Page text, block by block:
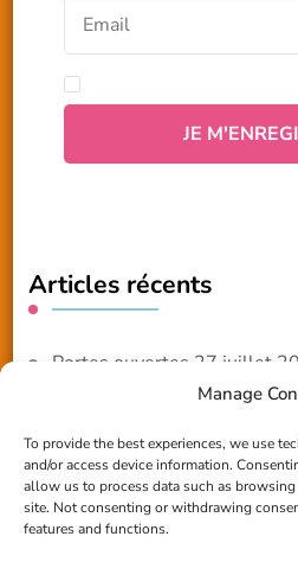
Manage
To provide the best experiences, we use
and/or access device information.
allow us to process data such as
site. Not consenting or withdrawing
features and functions.
Articles récents
Portes ouvertes 27 juillet
Reportage TV Com
Construction en terre-paille